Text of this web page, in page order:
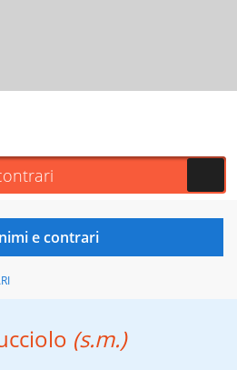
(s.m.)